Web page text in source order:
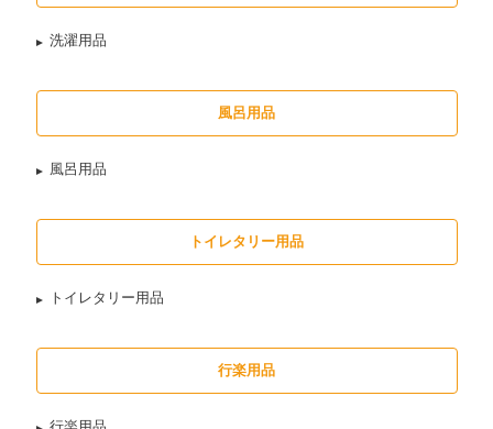
洗濯用品
風呂用品
風呂用品
トイレタリー用品
トイレタリー用品
行楽用品
行楽用品